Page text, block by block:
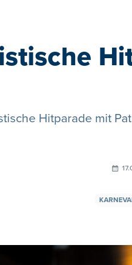
Hitparade mit